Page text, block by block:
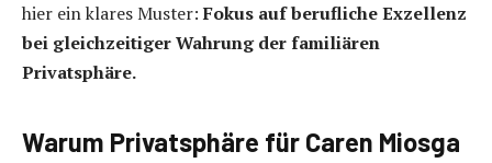
hier ein klares Muster:Fokus auf berufliche Exzellenz
bei gleichzeitiger Wahrung der familiären
Privatsphäre.
Warum Privatsphäre für Caren Miosga